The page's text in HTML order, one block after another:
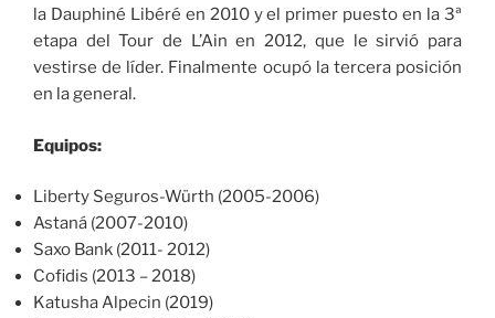
la Dauphiné Libéré en 2010 y el primer puesto en la 3ª
etapa del Tour de L’Ain en 2012, que le sirvió para
vestirse de líder. Finalmente ocupó la tercera posición
en la general.
Equipos:
Liberty Seguros-Würth (2005-2006)
Astaná (2007-2010)
Saxo Bank (2011- 2012)
Cofidis (2013 – 2018)
Katusha Alpecin (2019)